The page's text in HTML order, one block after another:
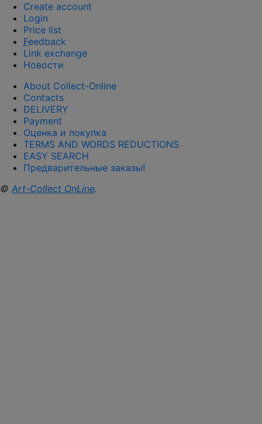
Create account
Login
Price list
Feedback
Link exchange
Новости
About Collect-Online
Contacts
DELIVERY
Payment
Оценка и покупка
TERMS AND WORDS REDUCTIONS
EASY SEARCH
Предварительные заказы!
© Art-Collect OnLine.